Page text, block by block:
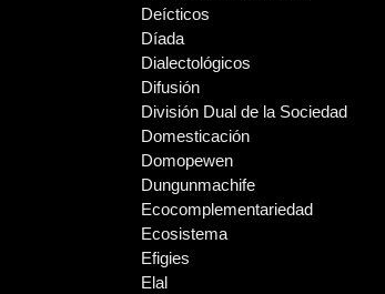
Deícticos
Díada
Dialectológicos
Difusión
División Dual de la Sociedad
Domesticación
Domopewen
Dungunmachife
Ecocomplementariedad
Ecosistema
Efigies
Elal